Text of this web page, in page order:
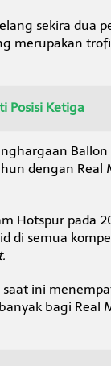
sekira dua
merupakan
Posisi Ketiga
dengan Real
Hotspur pada
di semua
ini
bagi Real